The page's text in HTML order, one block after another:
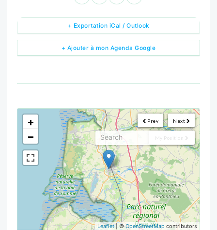
+ Ajouter à mon Agenda Google
+ Exportation iCal / Outlook
Next
Prev
My Position
<!---->
+
−
Leaflet| ©OpenStreetMap contributors